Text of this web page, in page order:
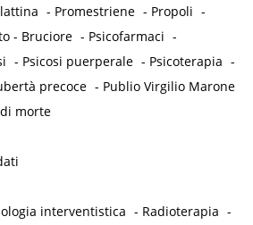
- Promestriene - Propoli -
- Bruciore - Psicofarmaci -
- Psicosi puerperale - Psicoterapia -
precoce - Publio Virgilio Marone
morte
interventistica - Radioterapia -